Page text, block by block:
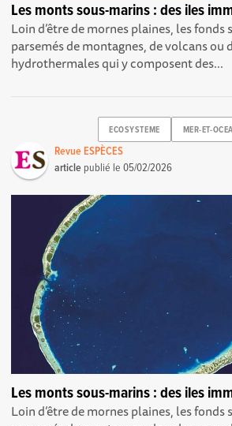
Les monts sous-marins : des iles
Loin d’être de mornes plaines, les
parsemés de montagnes, de volcans ou
hydrothermales qui y composent des...
ECOSYSTEME MER-ET-
Revue ESPÈCES
article publié le05/02/2026
Les monts sous-marins : des iles
Loin d’être de mornes plaines, les